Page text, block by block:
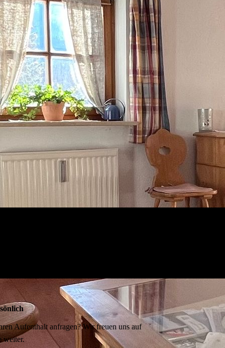
Aufenthalt anfragen? Wir freuen uns auf
weiter.